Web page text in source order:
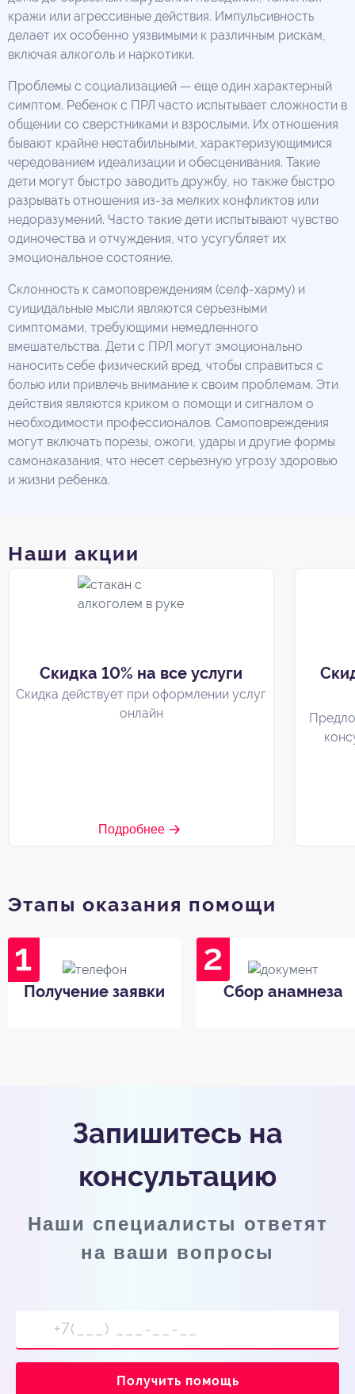
кражи или агрессивные действия. Импульсивность
делает их особенно уязвимыми к различным рискам,
включая алкоголь и наркотики.
Проблемы с социализацией — еще один характерный
симптом. Ребенок с ПРЛ часто испытывает сложности в
общении со сверстниками и взрослыми. Их отношения
бывают крайне нестабильными, характеризующимися
чередованием идеализации и обесценивания. Такие
дети могут быстро заводить дружбу, но также быстро
разрывать отношения из-за мелких конфликтов или
недоразумений. Часто такие дети испытывают чувство
одиночества и отчуждения, что усугубляет их
эмоциональное состояние.
Склонность к самоповреждениям (селф-харму) и
суицидальные мысли являются серьезными
симптомами, требующими немедленного
вмешательства. Дети с ПРЛ могут эмоционально
наносить себе физический вред, чтобы справиться с
болью или привлечь внимание к своим проблемам. Эти
действия являются криком о помощи и сигналом о
необходимости профессионалов. Самоповреждения
могут включать порезы, ожоги, удары и другие формы
самонаказания, что несет серьезную угрозу здоровью
и жизни ребенка.
Наши акции
Скидка 10% на все услуги
Скидка действует при оформлении услуг
онлайн
Подробнее
Этапы оказания помощи
Получение заявки Сбор анамнеза
Запишитесь на
консультацию
Наши специалисты ответят
на ваши вопросы
Получить помощь